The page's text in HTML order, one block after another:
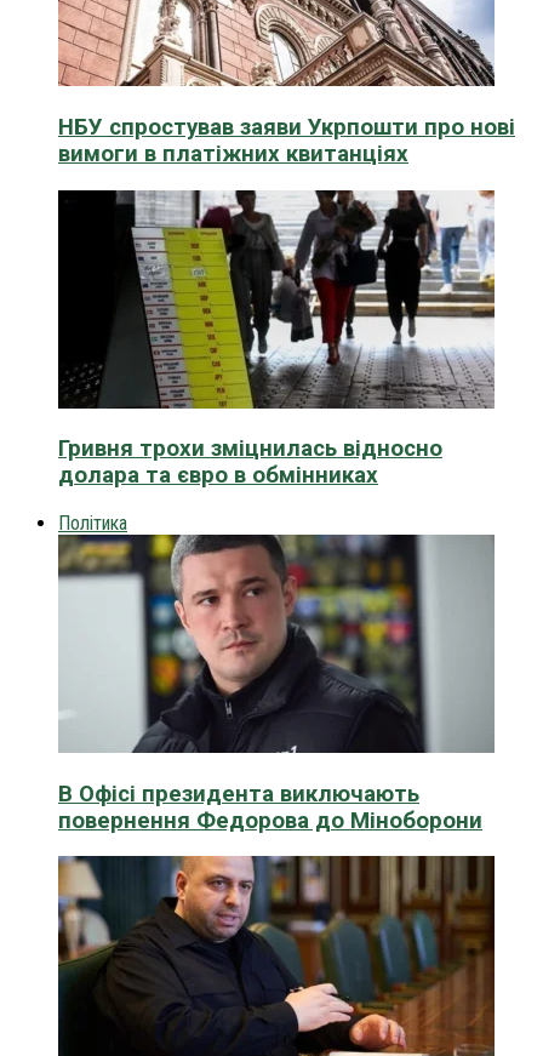
НБУ спростував заяви Укрпошти про нові
вимоги в платіжних квитанціях
Гривня трохи зміцнилась відносно
долара та євро в обмінниках
Політика
В Офісі президента виключають
повернення Федорова до Міноборони